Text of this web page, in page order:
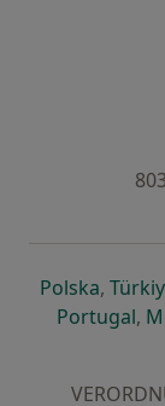
Polskaöffnet
,
Portugal,